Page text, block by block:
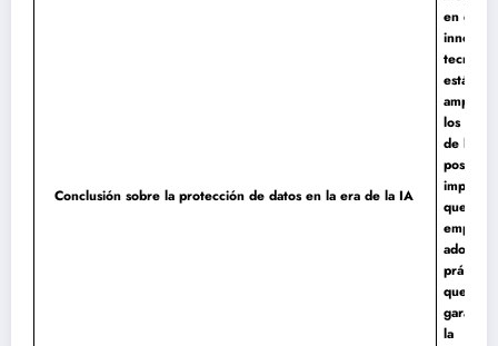
Conclusión sobre la protección de datos en la era de la IA
en que
está
los
de lo
posible,
que las
adopten
prácticas
que
la